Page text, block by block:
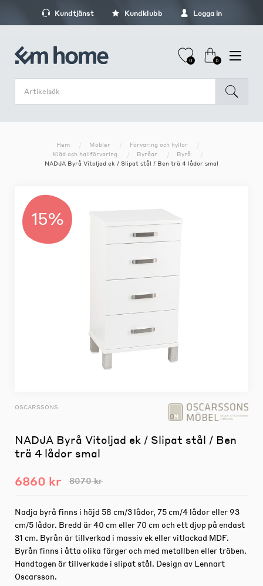
Kundtjänst Kundklubb Logga in
0 0
Hem Möbler
Förvaring och hyllor
Kläd och hallförvaring
Byråar
Byrå
NADJA Byrå Vitoljad ek / Slipat stål / Ben trä 4 lådor smal
15%
OSCARSSONS
NADJA Byrå Vitoljad ek / Slipat stål / Ben
trä 4 lådor smal
6860 kr 8070 kr
Nadja byrå finns i höjd 58 cm/3 lådor, 75 cm/4 lådor eller 93
cm/5 lådor. Bredd är 40 cm eller 70 cm och ett djup på endast
31 cm. Byrån är tillverkad i massiv ek eller vitlackad MDF.
Byrån finns i åtta olika färger och med metallben eller träben.
Handtagen är tillverkade i slipat stål. Design av Lennart
Oscarsson.